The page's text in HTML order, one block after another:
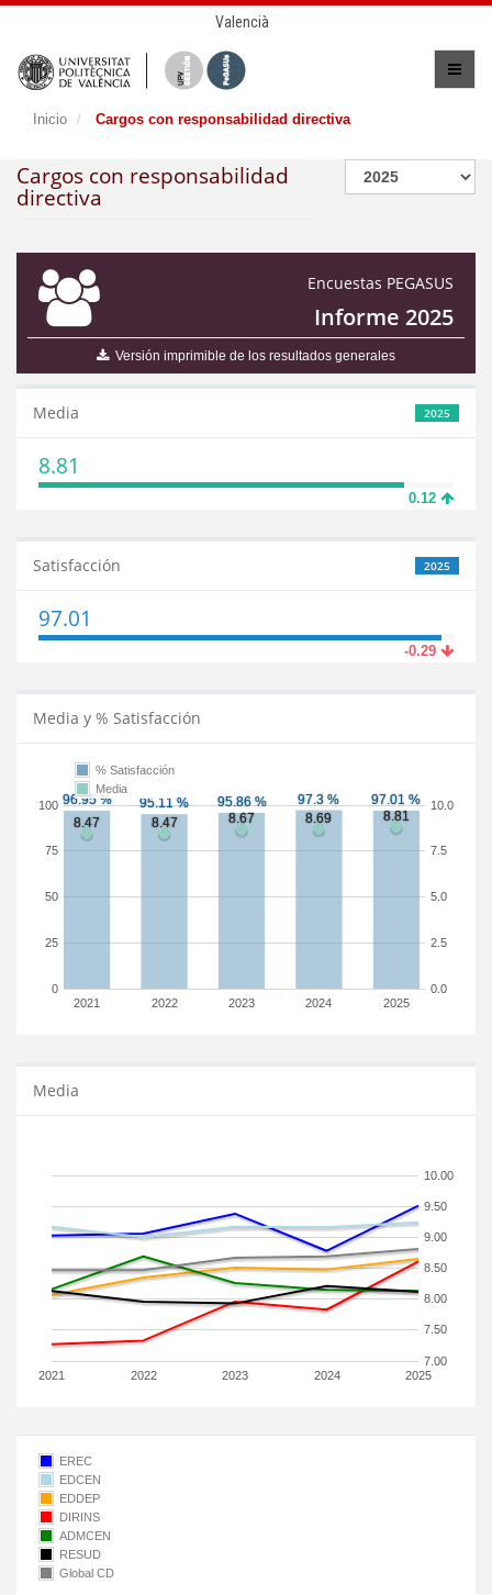
Valencià
Inicio Cargos con responsabilidad directiva
Cargos con responsabilidad
directiva
Encuestas PEGASUS
Informe 2025
Versión imprimible de los resultados generales
2025
Media
8.81
0.12
2025
Satisfacción
97.01
-0.29
Media y % Satisfacción
2021 2022 2023 2024 2025
0
25
50
75
100
0.0
2.5
5.0
7.5
10.0
% Satisfacción
Media
Media
2021 2022 2023 2024 2025
7.00
7.50
8.00
8.50
9.00
9.50
10.00
EREC
EDCEN
EDDEP
DIRINS
ADMCEN
RESUD
Global CD